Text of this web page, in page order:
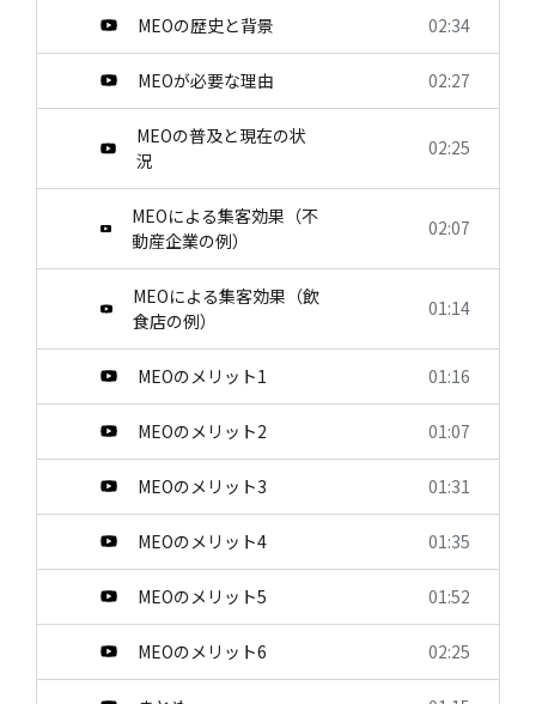
MEOの歴史と背景 02:34
MEOが必要な理由 02:27
MEOの普及と現在の状
況
02:25
MEOによる集客効果（不
動産企業の例）
02:07
MEOによる集客効果（飲
食店の例）
01:14
MEOのメリット1 01:16
MEOのメリット2 01:07
MEOのメリット3 01:31
MEOのメリット4 01:35
MEOのメリット5 01:52
MEOのメリット6 02:25